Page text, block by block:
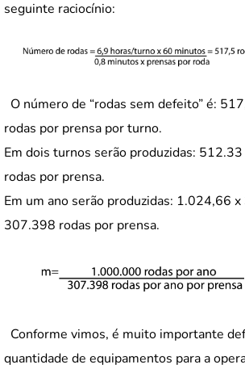
seguinte raciocínio:
O número de “rodas sem defeito” é:
rodas por prensa por turno.
Em dois turnos serão produzidas:
rodas por prensa.
Em um ano serão produzidas: 1.024,66
307.398 rodas por prensa.
Conforme vimos, é muito importante
quantidade de equipamentos para a